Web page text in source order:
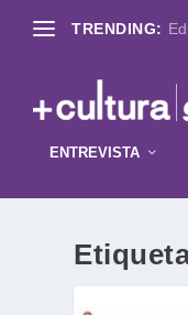
TRENDING:
ENTREVISTA